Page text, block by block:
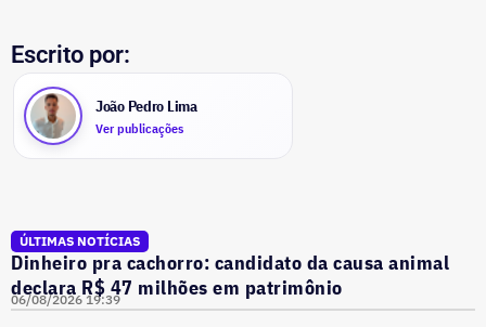
Escrito por:
João Pedro Lima
Ver publicações
ÚLTIMAS NOTÍCIAS
Dinheiro pra cachorro: candidato da causa animal
declara R$ 47 milhões em patrimônio
06/08/2026 19:39